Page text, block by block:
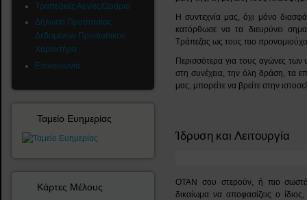
Η συντεχνία μας, όχι μόνο
κατόρθωσε να τα διευρύνει
Τράπεζας ως τους πιο
Περισσότερα για τους αγώνες
στη συνέχεια, την όλη δράση, τα
μας, μπορείτε να βρείτε στην
Ίδρυση και Λειτουργία
ΟΤΑΝ σου στερούν, ή πιο
δικαίωμα να αποφασίζεις ο
Τραπεζικές Αργίες/Ωράριο
Δήλωση Προστασίας
Δεδομένων Προσωπικού
Χαρακτήρα
Επικοινωνία
Ταμείο Ευημερίας
Κάρτες Μέλους